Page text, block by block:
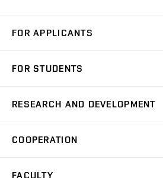
FOR APPLICANTS
Degree Studies in Czech
Open Days
FOR STUDENTS
Schedule
RESEARCH AND DEVELOPMENT
Research Topics
COOPERATION
FACULTY